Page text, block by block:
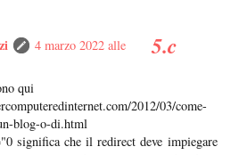
4 marzo 2022 alle
qui
2012/03/come-
blog-o-di.html
significa che il redirect deve impiegare